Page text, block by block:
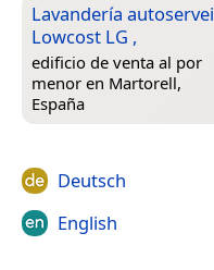
Lavandería autoservei
Lowcost LG ,
edificio de venta al por
menor en Martorell,
España
Deutsch
English